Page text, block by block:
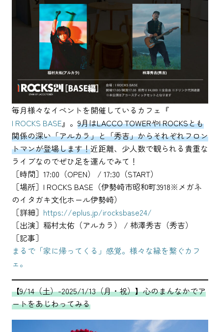
毎月様々なイベントを開催しているカフェ『
I ROCKS BASE』。 9月はLACCO TOWERやI ROCKSとも
関係の深い「アルカラ」と「秀吉」からそれぞれフロン
トマンが登場します！近距離、少人数で観られる貴重な
ライブなのでぜひ足を運んでみて！
［時間］17:00（OPEN） / 17:30（START）
［場所］I ROCKS BASE（伊勢崎市昭和町3918※メガネ
のイタガキ文化ホール伊勢崎）
［詳細］ https://eplus.jp/irocksbase24/
［出演］稲村太佑（アルカラ） / 柿澤秀吉（秀吉）
［記事］
まるで「家に帰ってくる」感覚。様々な縁を繋ぐカフ
ェ。
【9/14（土）-2025/1/13（月・祝）】心のまんなかでア
ートをあじわってみる